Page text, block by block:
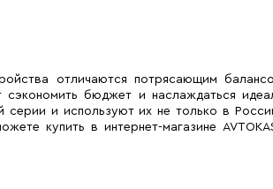
отличаются потрясающим
бюджет и наслаждаться
и используют их не только в
купить в интернет-магазине